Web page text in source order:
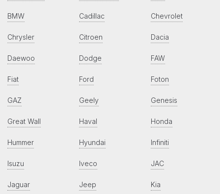
BMW Cadillac Chevrolet
Chrysler Citroen Dacia
Daewoo Dodge FAW
Fiat Ford Foton
GAZ Geely Genesis
Great Wall Haval Honda
Hummer Hyundai Infiniti
Isuzu Iveco JAC
Jaguar Jeep Kia